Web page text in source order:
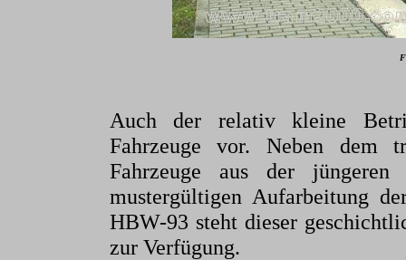
Auch der relativ kleine
Fahrzeuge vor. Neben dem
Fahrzeuge aus der
mustergültigen Aufarbeitung
HBW-93 steht dieser
zur Verfügung.